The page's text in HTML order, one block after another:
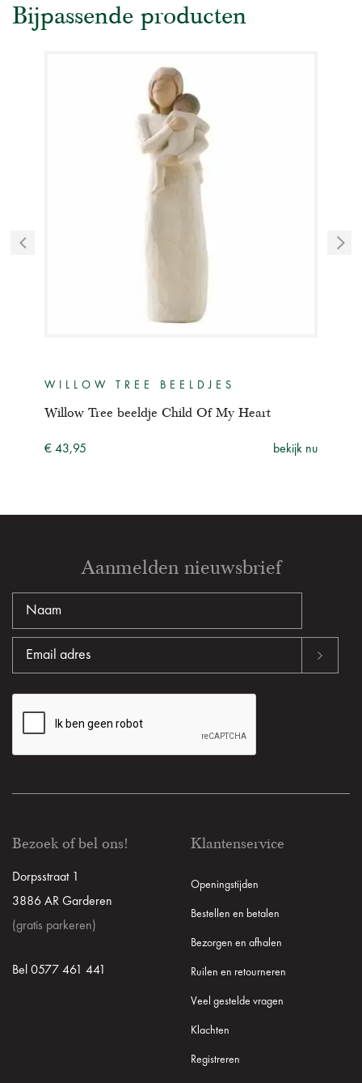
Bijpassende producten
WILLOW TREE BEELDJES
Willow Tree beeldje Child Of My Heart
€ 43,95 bekijk nu
Aanmelden nieuwsbrief
Bezoek of bel ons!
Dorpsstraat 1
3886 AR Garderen
(gratis parkeren)
Bel 0577 461 441
Klantenservice
Openingstijden
Bestellen en betalen
Bezorgen en afhalen
Ruilen en retourneren
Veel gestelde vragen
Klachten
Registreren